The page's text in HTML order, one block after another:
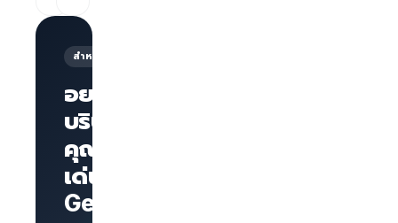
สำหรับนายจ้าง
อยากให้
บริษัทของ
คุณโดด
เด่นบน
GetLinks?